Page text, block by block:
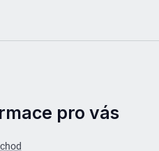
pro vás